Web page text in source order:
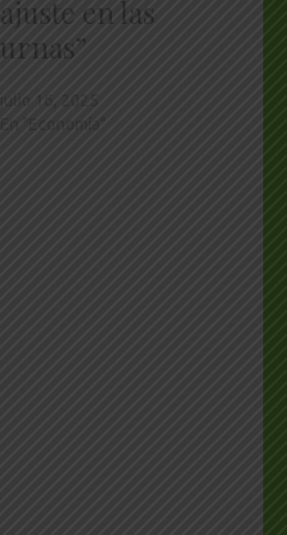
ajuste en las
urnas”